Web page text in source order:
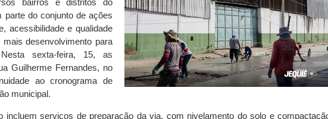
bairros e distritos do
parte do conjunto de ações
acessibilidade e qualidade
desenvolvimento para
sexta-feira, 15, as
Guilherme Fernandes, no
ao cronograma de
municipal.
incluem serviços de preparação da via, com nivelamento do solo e